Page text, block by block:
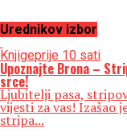
Urednikov izbor
Knjigeprije 10 sati
Upoznajte Brona –
srce!
Ljubitelji pasa,
vijesti za vas! Izašao
stripa...